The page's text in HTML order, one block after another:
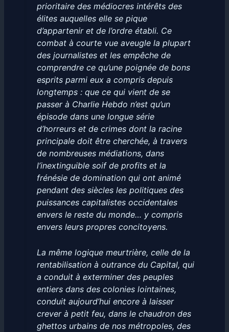
prioritaire des médiocres intérêts des
élitesauquelles elle se pique
d’appartenir et de l’ordre établi. Ce
combat à courte vue aveugle la plupart
des journalistes et les empêche de
comprendre ce qu’une poignée de bons
esprits parmi eux a compris depuis
longtemps : que ce qui vient de se
passer à Charlie Hebdo n’est qu’un
épisode dans une longue série
d’horreurs et de crimes dont la racine
principale doit être cherchée, à travers
de nombreuses médiations, dans
l’inextinguible soif de profits et la
frénésie de domination qui ont animé
pendant des siècles les politiques des
puissances capitalistes occidentales
envers le reste du monde… y compris
envers leurs propres concitoyens.
La même logique meurtrière, celle de la
rentabilisation à outrance du Capital, qui
a conduit à exterminer des peuples
entiers dans des colonies lointaines,
conduit aujourd’hui encore à laisser
crever à petit feu, dans le chaudron des
ghettos urbains de nos métropoles, des